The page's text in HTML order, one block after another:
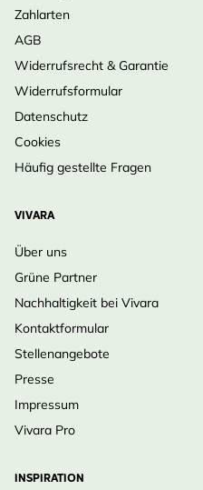
Zahlarten
AGB
Widerrufsrecht & Garantie
Widerrufsformular
Datenschutz
Cookies
Häufig gestellte Fragen
VIVARA
Über uns
Grüne Partner
Nachhaltigkeit bei Vivara
Kontaktformular
Stellenangebote
Presse
Impressum
Vivara Pro
INSPIRATION